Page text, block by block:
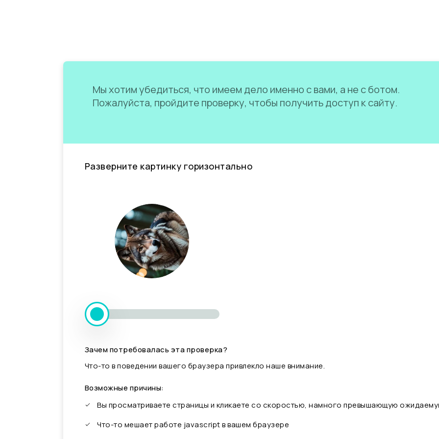
Мы хотим убедиться, что имеем дело именно с вами, а не с ботом.
Пожалуйста, пройдите проверку, чтобы получить доступ к сайту.
Разверните картинку горизонтально
Зачем потребовалась эта проверка?
Что-то в поведении вашего браузера привлекло наше внимание.
Возможные причины:
Вы просматриваете страницы и кликаете со скоростью, намного превышающую
Что-то мешает работе javascript в вашем браузере